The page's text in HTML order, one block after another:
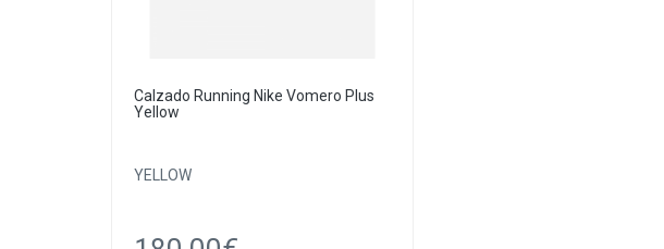
Calzado Running Nike Vomero Plus
Yellow
YELLOW